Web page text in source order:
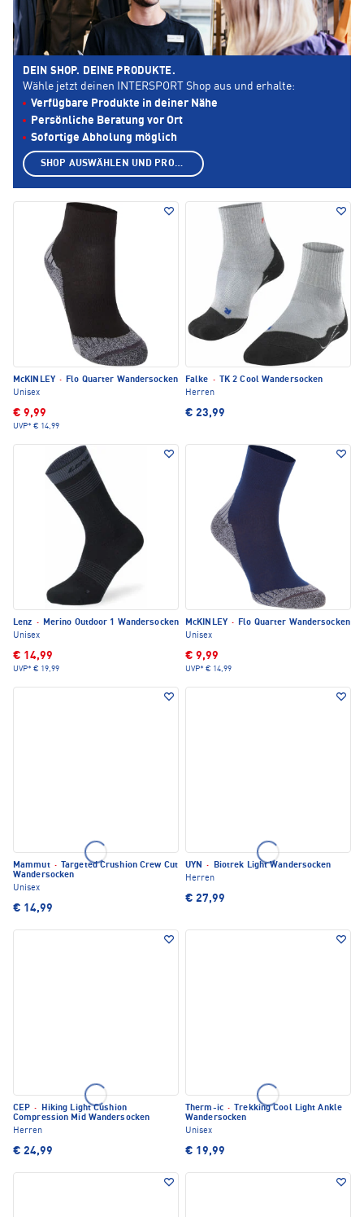
McKINLEY · Flo Quarter Wandersocken
Unisex
€ 9,99
UVP* € 14,99
Falke ·
TK 2 Cool Wandersocken
Herren
€ 23,99
Lenz · Merino Outdoor 1 Wandersocken
Unisex
€ 14,99
UVP* € 19,99
McKINLEY · Flo Quarter Wandersocken
Unisex
€ 9,99
UVP* € 14,99
Mammut ·
Targeted Crushion Crew Cut
Wandersocken
Unisex
€ 14,99
UYN ·
Biotrek Light Wandersocken
Herren
€ 27,99
CEP ·
Hiking Light Cushion
Compression Mid Wandersocken
Herren
€ 24,99
Therm-ic ·
Trekking Cool Light Ankle
Wandersocken
Unisex
€ 19,99
DEIN SHOP. DEINE PRODUKTE.
Wähle jetzt deinen INTERSPORT Shop aus und erhalte:
Verfügbare Produkte in deiner Nähe
Persönliche Beratung vor Ort
Sofortige Abholung möglich
SHOP AUSWÄHLEN UND PRODUKTE ANZEIGEN